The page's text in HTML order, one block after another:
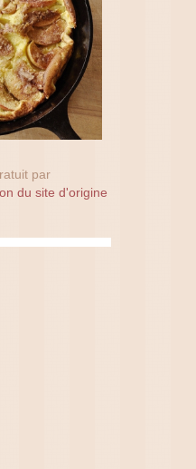
par
du site d'origine